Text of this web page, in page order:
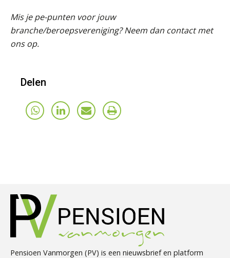
Mis je pe-punten voor jouw
branche/beroepsvereniging? Neem dan contact met
ons op.
Delen
Pensioen Vanmorgen (PV) is een nieuwsbrief en platform